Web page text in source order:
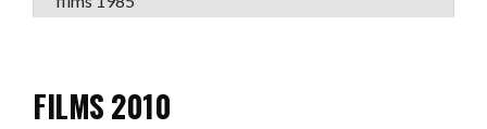
FILMS 2010